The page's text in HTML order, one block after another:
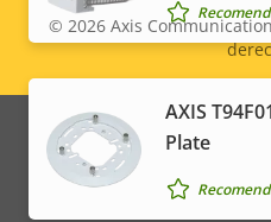
AXIS
Plate
Legal
menu
© 2026Axis